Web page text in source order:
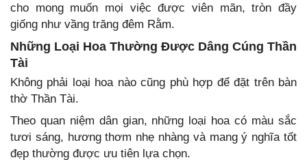
cho mong muốn mọi việc được viên mãn, tròn đầy
giống như vầng trăng đêm Rằm.
Những Loại Hoa Thường Được Dâng Cúng Thần
Tài
Không phải loại hoa nào cũng phù hợp để đặt trên bàn
thờ Thần Tài.
Theo quan niệm dân gian, những loại hoa có màu sắc
tươi sáng, hương thơm nhẹ nhàng và mang ý nghĩa tốt
đẹp thường được ưu tiên lựa chọn.